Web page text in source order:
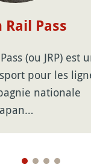
Rail Pass
(ou JRP) est
pour les
nationale